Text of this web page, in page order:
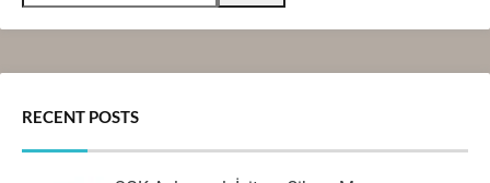
RECENT POSTS